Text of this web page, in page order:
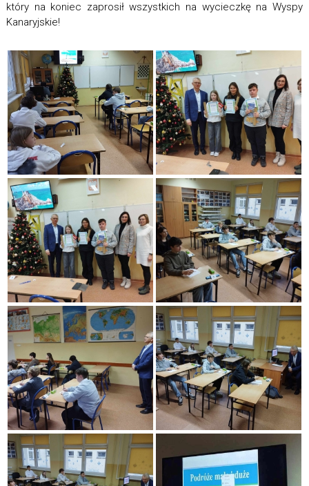
który na koniec zaprosił wszystkich na wycieczkę na Wyspy
Kanaryjskie!